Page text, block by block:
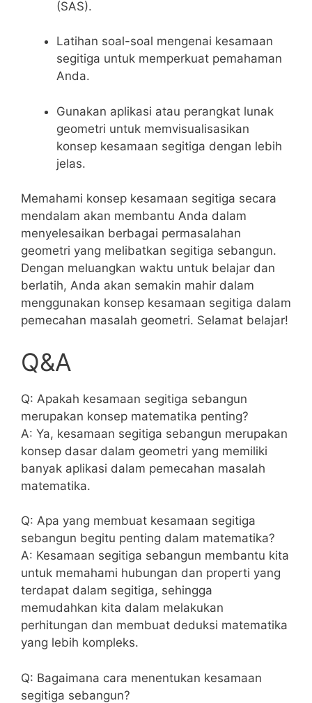
(SAS).
Latihan soal-soal mengenai kesamaan
segitiga untuk memperkuat pemahaman
⁣Anda.
Gunakan aplikasi atau perangkat ​lunak
geometri untuk memvisualisasikan
konsep kesamaan segitiga‌ dengan lebih
jelas.
Memahami konsep kesamaan segitiga secara
mendalam akan membantu Anda dalam
menyelesaikan berbagai permasalahan
geometri yang ⁣melibatkan segitiga​ sebangun.
Dengan meluangkan waktu⁣ untuk belajar dan
berlatih, Anda akan semakin mahir dalam
menggunakan konsep kesamaan​ segitiga dalam
pemecahan masalah⁢ geometri. Selamat belajar!
Q&A
Q: Apakah kesamaan segitiga sebangun
merupakan konsep matematika penting?
A: Ya, kesamaan segitiga sebangun merupakan
konsep dasar ‍dalam geometri yang memiliki
banyak aplikasi dalam pemecahan masalah
matematika.
Q: Apa yang membuat kesamaan ⁣segitiga
sebangun begitu penting‌ dalam matematika?
A:⁢ Kesamaan segitiga sebangun membantu kita
‍untuk memahami hubungan​ dan properti yang
terdapat dalam segitiga, sehingga
memudahkan kita dalam melakukan
perhitungan dan membuat deduksi matematika
yang lebih⁤ kompleks.
Q: Bagaimana cara menentukan kesamaan
segitiga sebangun?